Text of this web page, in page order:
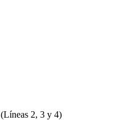
(Líneas 2, 3 y 4)